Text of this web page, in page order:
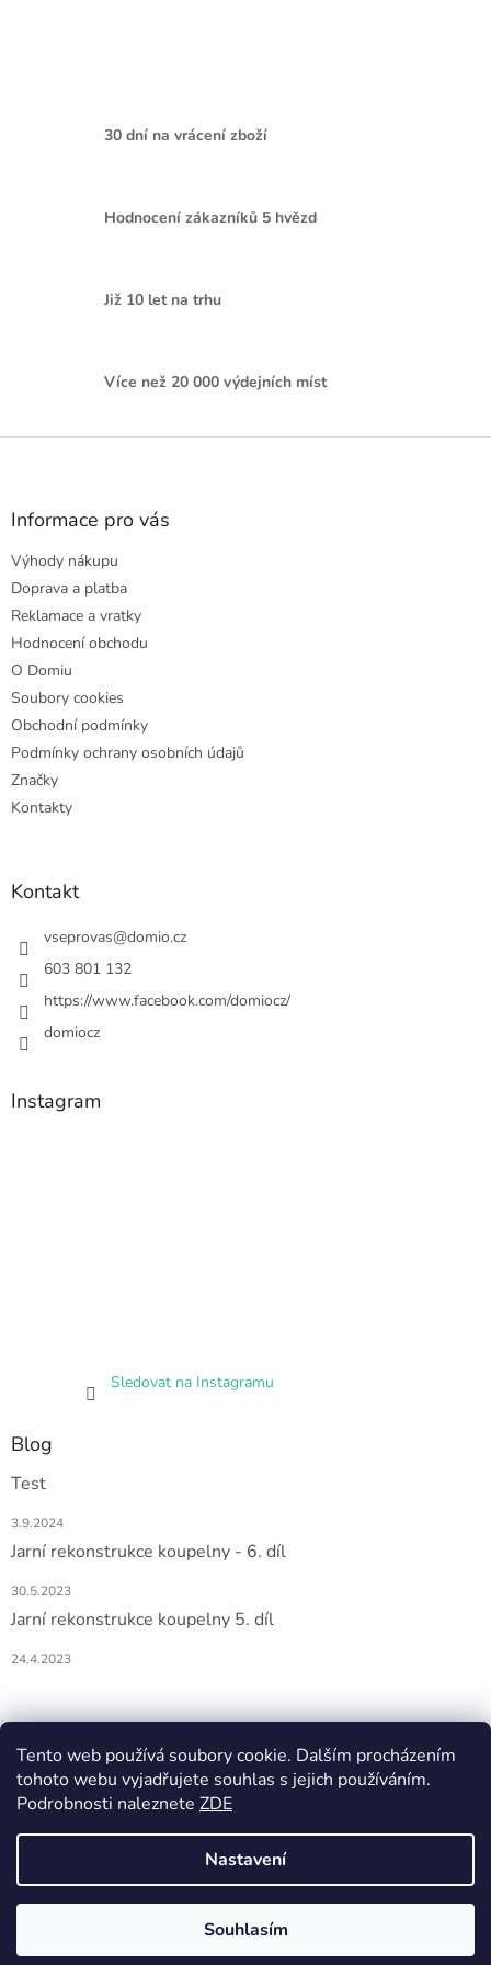
Tento web používá soubory cookie. Dalším procházením
tohoto webu vyjadřujete souhlas s jejich používáním.
Podrobnosti naleznete ZDE
Nastavení
Souhlasím
30 dní na vrácení zboží
Hodnocení zákazníků 5 hvězd
Již 10 let na trhu
Více než 20 000 výdejních míst
Z
Informace pro vás
Výhody nákupu
Doprava a platba
Reklamace a vratky
Hodnocení obchodu
O Domiu
Soubory cookies
Obchodní podmínky
Podmínky ochrany osobních údajů
Značky
Kontakty
Kontakt
vseprovas@domio.cz
603 801 132
https://www.facebook.com/domiocz/
domiocz
Instagram
Sledovat na Instagramu
Blog
Test
3.9.2024
Jarní rekonstrukce koupelny - 6. díl
30.5.2023
Jarní rekonstrukce koupelny 5. díl
24.4.2023
Nákupní košík
0KS /0 KČ
Vytvořil Shoptet
DOMIO. Všechna práva vyhrazena.